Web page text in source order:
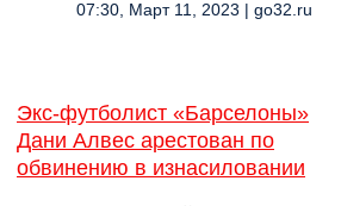
07:30, Март 11, 2023 | go32.ru
Экс-футболист «Барселоны»
Дани Алвес арестован по
обвинению в изнасиловании